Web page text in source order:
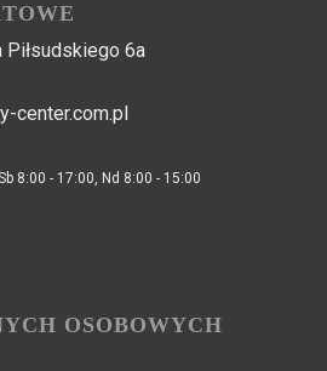
Piłsudskiego 6a
center.com.pl
8:00 - 17:00, Nd 8:00 - 15:00
OSOBOWYCH